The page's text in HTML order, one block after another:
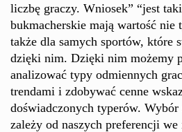
liczbę graczy. Wniosek” “jest
bukmacherskie mają wartość nie
także dla samych sportów, które
dzięki nim. Dzięki nim możemy
analizować typy odmiennych
trendami i zdobywać cenne
doświadczonych typerów.
zależy od naszych preferencji